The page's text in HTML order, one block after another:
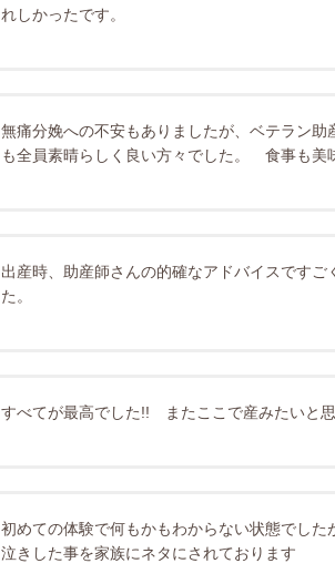
れしかったです。
無痛分娩への不安もありましたが、ベテラン
も全員素晴らしく良い方々でした。 食事も美
出産時、助産師さんの的確なアドバイスです
た。
すべてが最高でした!! またここで産みたいと思
初めての体験で何もかもわからない状態でし
泣きした事を家族にネタにされております